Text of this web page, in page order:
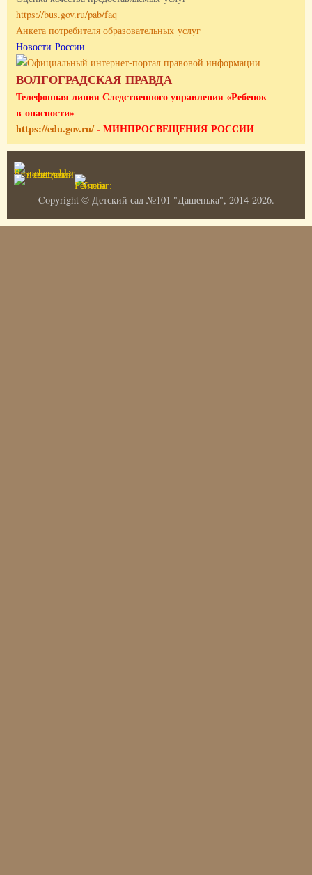
https://bus.gov.ru/pab/faq
Анкета потребителя образовательных услуг
Новости России
ВОЛГОГРАДСКАЯ ПРАВДА
Телефонная линия Следственного управления «Ребенок
в опасности»
https://edu.gov.ru/- МИНПРОСВЕЩЕНИЯ РОССИИ
Copyright © Детский сад №101 "Дашенька", 2014-2026.